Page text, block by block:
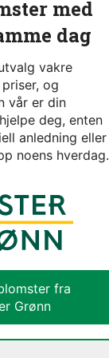
med
dag
vakre
og
vår er din
deg, enten
anledning eller
noens hverdag.
fra
Grønn